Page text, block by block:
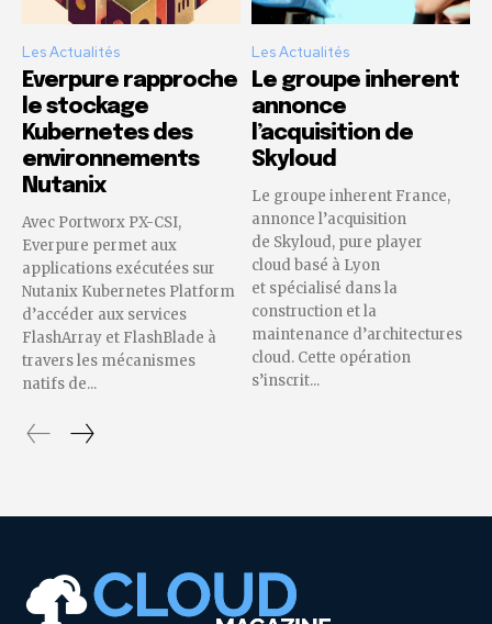
Les Actualités
Everpure rapproche
le stockage
Kubernetes des
environnements
Nutanix
Avec Portworx PX-CSI,
Everpure permet aux
applications exécutées sur
Nutanix Kubernetes Platform
d’accéder aux services
FlashArray et FlashBlade à
travers les mécanismes
natifs de...
Les Actualités
Le groupe inherent
annonce
l’acquisition de
Skyloud
Le groupe inherent France,
annonce l’acquisition
de Skyloud, pure player
cloud basé à Lyon
et spécialisé dans la
construction et la
maintenance d’architectures
cloud. Cette opération
s’inscrit...